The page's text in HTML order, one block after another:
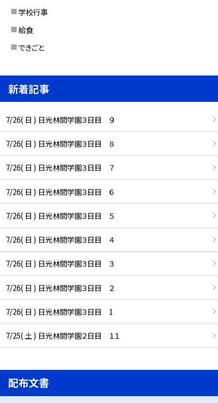
学校行事
給食
できごと
新着記事
7/26( 日 ) 日光林間学園３日目 ９
7/26( 日 ) 日光林間学園３日目 ８
7/26( 日 ) 日光林間学園３日目 ７
7/26( 日 ) 日光林間学園３日目 ６
7/26( 日 ) 日光林間学園３日目 ５
7/26( 日 ) 日光林間学園３日目 ４
7/26( 日 ) 日光林間学園３日目 ３
7/26( 日 ) 日光林間学園３日目 ２
7/26( 日 ) 日光林間学園３日目 1
7/25( 土 ) 日光林間学園２日目 １１
配布文書